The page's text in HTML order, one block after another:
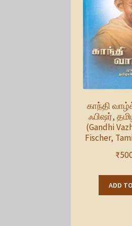
காந்தி
ஃபிஷர்,
(Gandhi
Fischer,
₹
ADD